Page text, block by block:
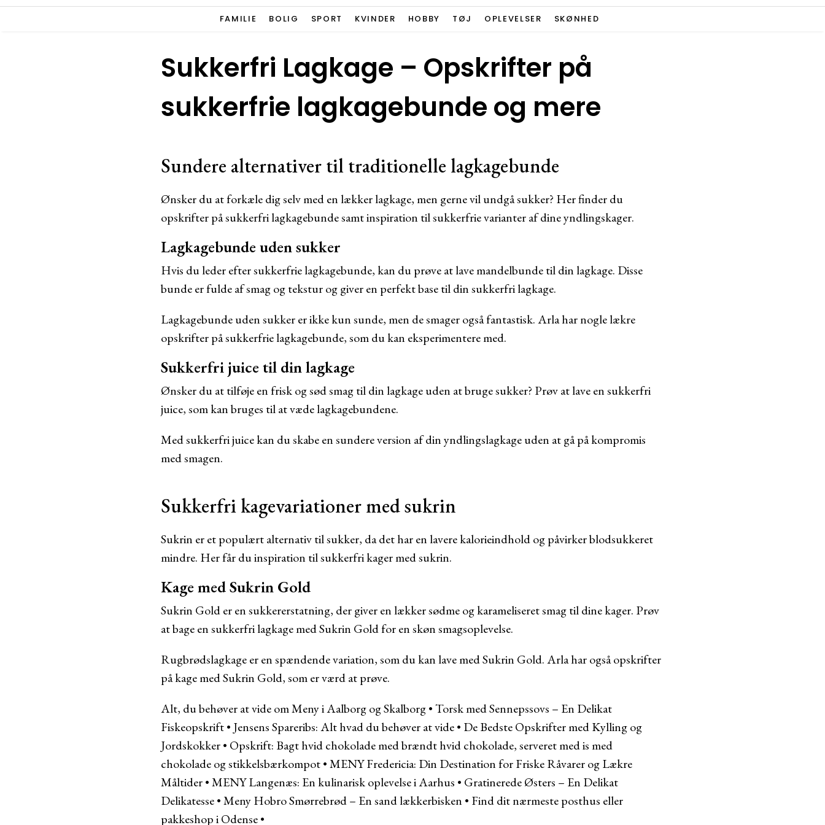
FAMILIE BOLIG SPORT KVINDER HOBBY TØJ OPLEVELSER SKØNHED
Sukkerfri Lagkage – Opskrifter på
sukkerfrie lagkagebunde og mere
Sundere alternativer til traditionelle lagkagebunde
Ønsker du at forkæle dig selv med en lækker lagkage, men gerne vil undgå sukker? Her finder du
opskrifter på sukkerfri lagkagebunde samt inspiration til sukkerfrie varianter af dine yndlingskager.
Lagkagebunde uden sukker
Hvis du leder efter sukkerfrie lagkagebunde, kan du prøve at lave mandelbunde til din lagkage. Disse
bunde er fulde af smag og tekstur og giver en perfekt base til din sukkerfri lagkage.
Lagkagebunde uden sukker er ikke kun sunde, men de smager også fantastisk. Arla har nogle lækre
opskrifter på sukkerfrie lagkagebunde, som du kan eksperimentere med.
Sukkerfri juice til din lagkage
Ønsker du at tilføje en frisk og sød smag til din lagkage uden at bruge sukker? Prøv at lave en sukkerfri
juice, som kan bruges til at væde lagkagebundene.
Med sukkerfri juice kan du skabe en sundere version af din yndlingslagkage uden at gå på kompromis
med smagen.
Sukkerfri kagevariationer med sukrin
Sukrin er et populært alternativ til sukker, da det har en lavere kalorieindhold og påvirker blodsukkeret
mindre. Her får du inspiration til sukkerfri kager med sukrin.
Kage med Sukrin Gold
Sukrin Gold er en sukkererstatning, der giver en lækker sødme og karameliseret smag til dine kager. Prøv
at bage en sukkerfri lagkage med Sukrin Gold for en skøn smagsoplevelse.
Rugbrødslagkage er en spændende variation, som du kan lave med Sukrin Gold. Arla har også opskrifter
på kage med Sukrin Gold, som er værd at prøve.
Alt, du behøver at vide om Meny i Aalborg og Skalborg•Torsk med Sennepssovs – En Delikat
Fiskeopskrift• Jensens Spareribs: Alt hvad du behøver at vide• De Bedste Opskrifter med Kylling og
Jordskokker• Opskrift: Bagt hvid chokolade med brændt hvid chokolade, serveret med is med
chokolade og stikkelsbærkompot•MENY Fredericia: Din Destination for Friske Råvarer og Lækre
Måltider•MENY Langenæs: En kulinarisk oplevelse i Aarhus • Gratinerede Østers – En Delikat
Delikatesse•Meny Hobro Smørrebrød – En sand lækkerbisken • Find dit nærmeste posthus eller
pakkeshop i Odense•